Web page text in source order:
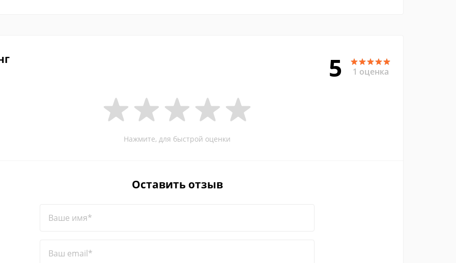
5 1 оценка
Нажмите, для быстрой оценки
Оставить отзыв
Ваше имя*
Ваш email*